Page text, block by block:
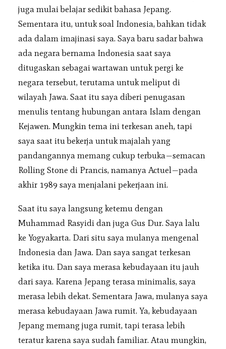
juga mulai belajar sedikit bahasa Jepang.
Sementara itu, untuk soal Indonesia, bahkan tidak
ada dalam imajinasi saya. Saya baru sadar bahwa
ada negara bernama Indonesia saat saya
ditugaskan sebagai wartawan untuk pergi ke
negara tersebut, terutama untuk meliput di
wilayah Jawa. Saat itu saya diberi penugasan
menulis tentang hubungan antara Islam dengan
Kejawen. Mungkin tema ini terkesan aneh, tapi
saya saat itu bekerja untuk majalah yang
pandangannya memang cukup terbuka—semacan
Rolling Stone di Prancis, namanya Actuel—pada
akhir 1989 saya menjalani pekerjaan ini.
Saat itu saya langsung ketemu dengan
Muhammad Rasyidi dan juga Gus Dur. Saya lalu
ke Yogyakarta. Dari situ saya mulanya mengenal
Indonesia dan Jawa. Dan saya sangat terkesan
ketika itu. Dan saya merasa kebudayaan itu jauh
dari saya. Karena Jepang terasa minimalis, saya
merasa lebih dekat. Sementara Jawa, mulanya saya
merasa kebudayaan Jawa rumit. Ya, kebudayaan
Jepang memang juga rumit, tapi terasa lebih
teratur karena saya sudah familiar. Atau mungkin,